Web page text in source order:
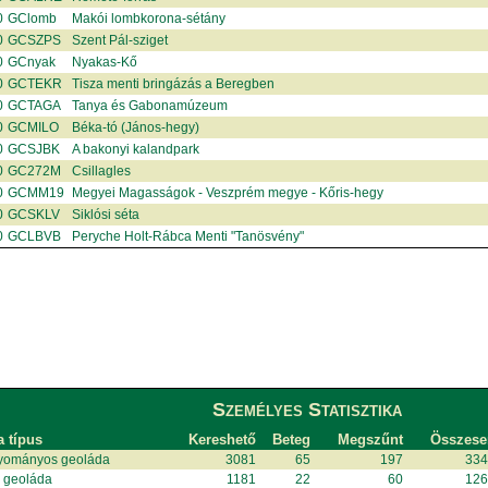
GClomb
Makói lombkorona-sétány
GCSZPS
Szent Pál-sziget
GCnyak
Nyakas-Kő
GCTEKR
Tisza menti bringázás a Beregben
GCTAGA
Tanya és Gabonamúzeum
GCMILO
Béka-tó (János-hegy)
GCSJBK
A bakonyi kalandpark
GC272M
Csillagles
GCMM19
Megyei Magasságok - Veszprém megye - Kőris-hegy
GCSKLV
Siklósi séta
GCLBVB Peryche Holt-Rábca Menti "Tanösvény"
Személyes Statisztika
típus Kereshető Beteg Megszűnt
geoláda 3081 65 197
geoláda
1181 22 60